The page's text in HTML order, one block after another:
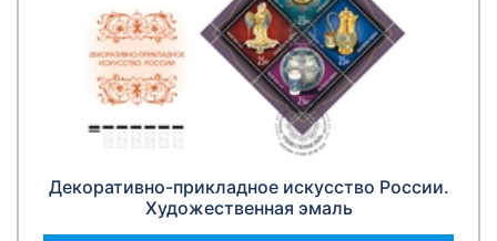
Декоративно-прикладное искусство России.
Художественная эмаль